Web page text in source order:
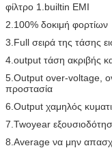
φίλτρο 1.builtin EMI
2.100% δοκιμή φορτίων
3.Full σειρά της τάσης
4.output τάση ακριβής
5.Output over-voltage,
προστασία
6.Output χαμηλός
7.Twoyear
8.Average να μην